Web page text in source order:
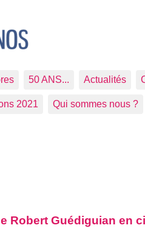
50 ANS... Actualités
2021 Qui sommes nous ?
Robert Guédiguian en